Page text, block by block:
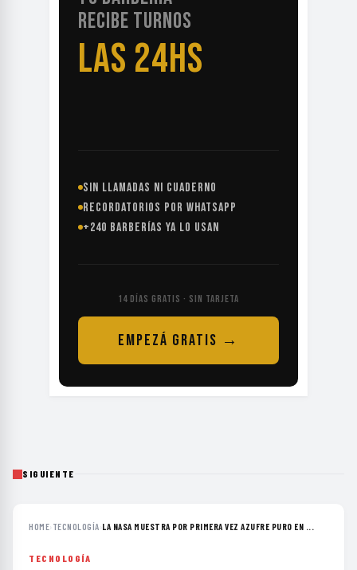
RECIBE TURNOS
LAS 24HS
SIN LLAMADAS NI CUADERNO
RECORDATORIOS POR WHATSAPP
+240 BARBERÍAS YA LO USAN
14 DÍAS GRATIS · SIN TARJETA
EMPEZÁ GRATIS →
SIGUIENTE
HOME› TECNOLOGÍA›LA NASA MUESTRA POR PRIMERA VEZ AZUFRE PURO EN ...
TECNOLOGÍA